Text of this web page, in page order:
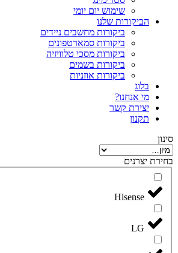
שימוש יום יומי
הביקורות שלנו
ביקורות מחשבים ניידים
ביקורות סמארטפונים
ביקורות מסכי טלוויזיה
ביקורות בשמים
ביקורות אוזניות
בלוג
מי אנחנו?
יצירת קשר
תקנון
סינון
בחירת יצרנים
Hisense
LG